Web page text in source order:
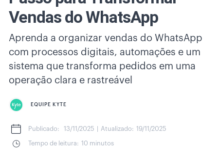
Vendas do WhatsApp
Aprenda a organizar vendas do WhatsApp
com processos digitais, automações e um
sistema que transforma pedidos em uma
operação clara e rastreável
EQUIPE KYTE
Publicado: 13/11/2025 Atualizado: 19/11/2025
Tempo de leitura: 10 minutos